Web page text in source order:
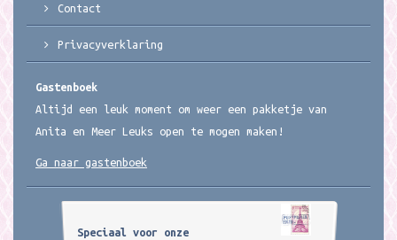
Contact
Privacyverklaring
Gastenboek
Altijd een leuk moment om weer een pakketje van
Anita en Meer Leuks open te mogen maken!
Ga naar gastenboek
Speciaal voor onze